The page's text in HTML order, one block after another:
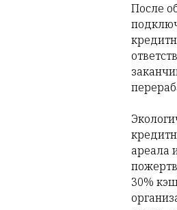
После
ареала
30%